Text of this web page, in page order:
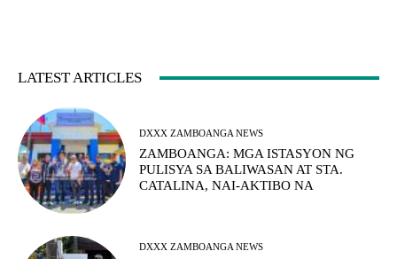
LATEST ARTICLES
DXXX ZAMBOANGA NEWS
ZAMBOANGA: MGA ISTASYON NG
PULISYA SA BALIWASAN AT STA.
CATALINA, NAI-AKTIBO NA
DXXX ZAMBOANGA NEWS